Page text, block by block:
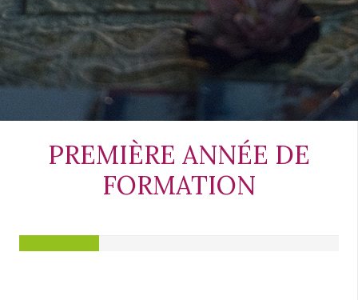
PREMIÈRE ANNÉE DE
FORMATION